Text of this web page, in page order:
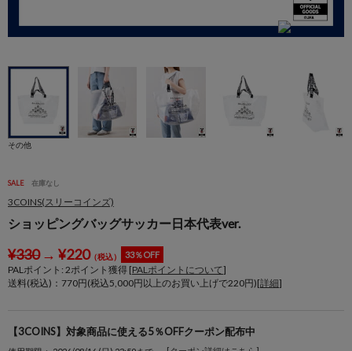
その他
SALE 在庫なし
3COINS(スリーコインズ)
ショッピングバッグサッカー日本代表ver.
¥330→ ¥220（税込） 33％OFF
PALポイント: 2ポイント獲得 [PALポイントについて]
送料(税込)：770円(税込5,000円以上のお買い上げで220円)[詳細]
【3COINS】対象商品に使える5％OFFクーポン配布中